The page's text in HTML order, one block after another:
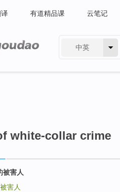
有道精品课 云笔记
中英
white-collar crime
被害人
害人